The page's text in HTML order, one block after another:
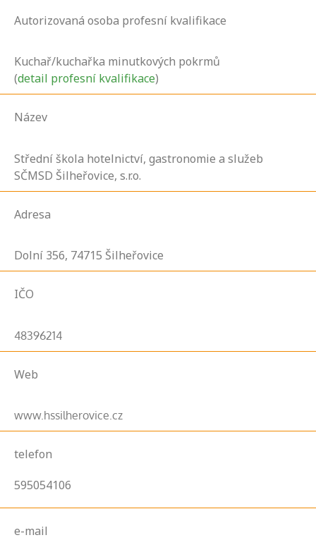
Autorizovaná osoba profesní kvalifikace
Kuchař/kuchařka minutkových pokrmů
(detail profesní kvalifikace)
Název
Střední škola hotelnictví, gastronomie a služeb
SČMSD Šilheřovice, s.r.o.
Adresa
Dolní 356, 74715 Šilheřovice
IČO
48396214
Web
www.hssilherovice.cz
telefon
595054106
e-mail